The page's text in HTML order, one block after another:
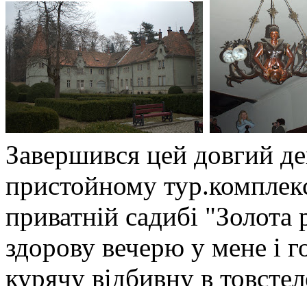
Завершився цей довгий
пристойному
приватній садибі
здорову вечерю у мене і
курячу відбивну в